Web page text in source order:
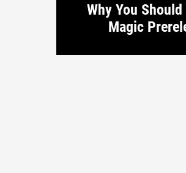
Why You Should
Magic